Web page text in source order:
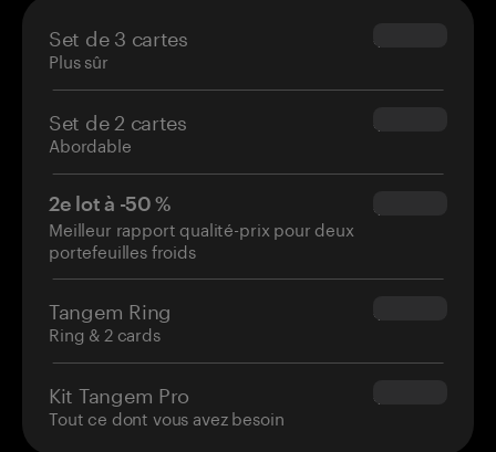
Set de 3 cartes
Plus sûr
$69.90
Set de 2 cartes
Abordable
$54.90
2e lot à -50 %
Meilleur rapport qualité-prix pour deux
portefeuilles froids
$34.95
Tangem Ring
Ring & 2 cards
$160.00
Kit Tangem Pro
Tout ce dont vous avez besoin
$180.00